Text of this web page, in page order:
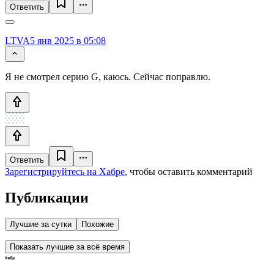
Ответить
LTVA5 янв 2025 в 05:08
Я не смотрел серию G, каюсь. Сейчас поправлю.
Ответить
Зарегистрируйтесь на Хабре, чтобы оставить комментарий
Публикации
Лучшие за сутки Похожие
Показать лучшие за всё время